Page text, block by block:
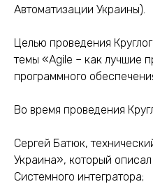
Автоматизации Украины).
Целью проведения
темы «Agile – как лучшие
программного
Во время проведения
Сергей Батюк,
Украина», который описал
Системного интегратора;